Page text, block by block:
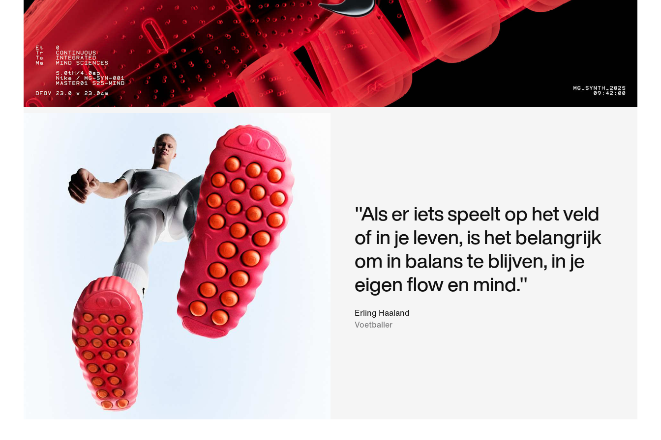
"Als er iets speelt op het veld
of in je leven, is het belangrijk
om in balans te blijven, in je
eigen flow en mind."
Erling Haaland
Voetballer